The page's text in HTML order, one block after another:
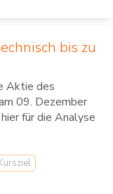
bis zu
Aktie des
09. Dezember
für die Analyse